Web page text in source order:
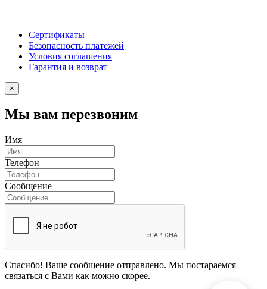
Сертификаты
Безопасность платежей
Условия соглашения
Гарантия и возврат
×
Мы вам перезвоним
Имя
Телефон
Сообщение
Спасибо! Ваше сообщение отправлено. Мы постараемся
связаться с Вами как можно скорее.